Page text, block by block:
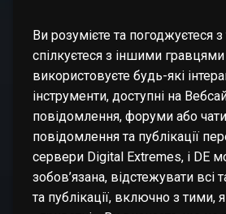
Ви розумієте та погоджуєтеся
спілкуєтеся з іншими
використовуєте будь-які
інструменти, доступні на
повідомлення, форуми або
повідомлення та публікації
сервери Digital Extremes, і DE
зобов’язана, відстежувати всі
та публікації, включно з тими,